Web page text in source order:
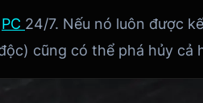
PC 24/7. Nếu nó luôn được
cũng có thể phá hủy cả